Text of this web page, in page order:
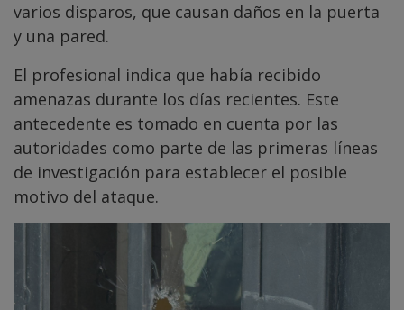
varios disparos, que causan daños en la puerta
y una pared.
El profesional indica que había recibido
amenazas durante los días recientes. Este
antecedente es tomado en cuenta por las
autoridades como parte de las primeras líneas
de investigación para establecer el posible
motivo del ataque.